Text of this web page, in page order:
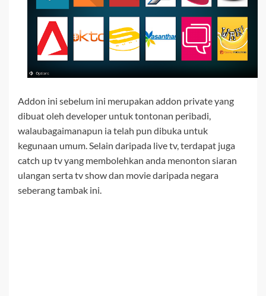
Addon ini sebelum ini merupakan addon private yang
dibuat oleh developer untuk tontonan peribadi,
walaubagaimanapun ia telah pun dibuka untuk
kegunaan umum. Selain daripada live tv, terdapat juga
catch up tv yang membolehkan anda menonton siaran
ulangan serta tv show dan movie daripada negara
seberang tambak ini.